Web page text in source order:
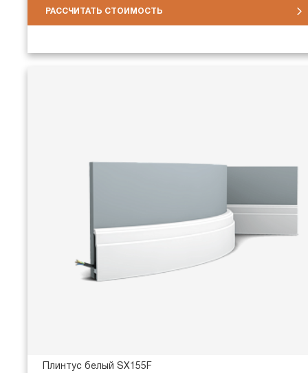
РАССЧИТАТЬ СТОИМОСТЬ
Плинтус белый SX155F